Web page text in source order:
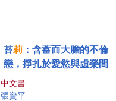
苔莉 ：含蓄而大膽的不倫
戀，掙扎於愛慾與虛榮間
中文書
張資平